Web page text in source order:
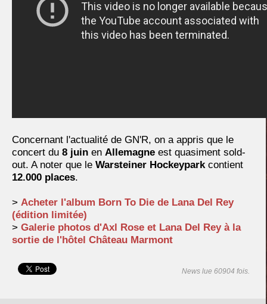
Concernant l'actualité de GN'R, on a appris que le
concert du 8 juin en Allemagne est quasiment sold-
out. A noter que le Warsteiner Hockeyparkcontient
12.000 places.
> Acheter l'album Born To Die de Lana Del Rey
(édition limitée)
> Galerie photos d'Axl Rose et Lana Del Rey à la
sortie de l'hôtel Château Marmont
News lue 60904 fois.